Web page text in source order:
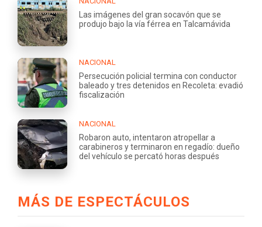
Las imágenes del gran socavón que se
produjo bajo la vía férrea en Talcamávida
NACIONAL
Persecución policial termina con conductor
baleado y tres detenidos en Recoleta: evadió
fiscalización
NACIONAL
Robaron auto, intentaron atropellar a
carabineros y terminaron en regadío: dueño
del vehículo se percató horas después
MÁS DE ESPECTÁCULOS